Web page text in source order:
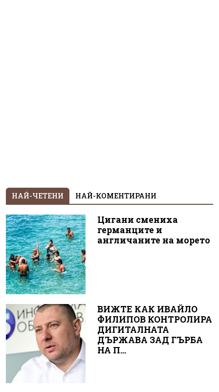
НАЙ-ЧЕТЕНИ НАЙ-КОМЕНТИРАНИ
Цигани смениха
германците и
англичаните на морето
ВИЖТЕ КАК ИВАЙЛО
ФИЛИПОВ КОНТРОЛИРА
ДИГИТАЛНАТА
ДЪРЖАВА ЗАД ГЪРБА
НА П...